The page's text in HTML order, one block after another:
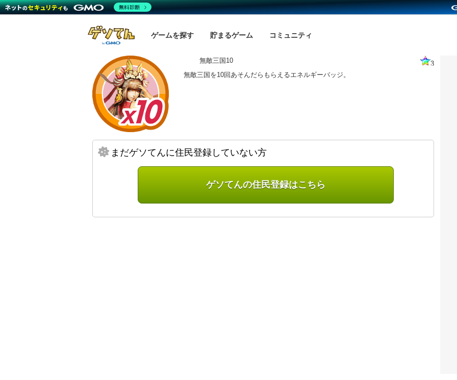
ゲームを探す 貯まるゲーム コミュニティ
無敵三国10
3
無敵三国を10回あそんだらもらえるエネルギーバッジ。
まだゲソてんに住民登録していない方
ゲソてんの住民登録はこちら
無料診断